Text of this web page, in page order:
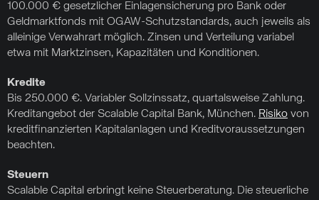
100.000 € gesetzlicher Einlagensicherung pro Bank oder
Geldmarktfonds mit OGAW-Schutzstandards, auch jeweils als
alleinige Verwahrart möglich. Zinsen und Verteilung variabel
etwa mit Marktzinsen, Kapazitäten und Konditionen.
Kredite
Bis 250.000 €. Variabler Sollzinssatz, quartalsweise Zahlung.
Kreditangebot der Scalable Capital Bank, München. Risiko von
kreditfinanzierten Kapitalanlagen und Kreditvoraussetzungen
beachten.
Steuern
Scalable Capital erbringt keine Steuerberatung. Die steuerliche